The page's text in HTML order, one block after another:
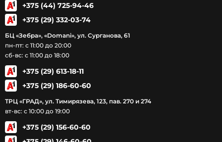
+375 (44) 725-94-46
+375 (29) 332-03-74
БЦ «Зебра», «Domani», ул. Сурганова, 61
пн-пт: с 11:00 до 20:00
сб-вс: с 11:00 до 18:00
+375 (29) 613-18-11
+375 (29) 186-60-60
ТРЦ «ГРАД», ул. Тимирязева, 123, пав. 270 и 274
вт-вс: с 10:00 до 19:00
+375 (29) 156-60-60